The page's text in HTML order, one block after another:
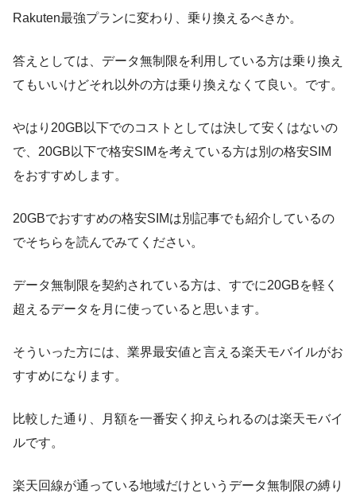
Rakuten最強プランに変わり、乗り換えるべきか。
答えとしては、データ無制限を利用している方は乗り換え
てもいいけどそれ以外の方は乗り換えなくて良い。です。
やはり20GB以下でのコストとしては決して安くはないの
で、20GB以下で格安SIMを考えている方は別の格安SIM
をおすすめします。
20GBでおすすめの格安SIMは別記事でも紹介しているの
でそちらを読んでみてください。
データ無制限を契約されている方は、すでに20GBを軽く
超えるデータを月に使っていると思います。
そういった方には、業界最安値と言える楽天モバイルがお
すすめになります。
比較した通り、月額を一番安く抑えられるのは楽天モバイ
ルです。
楽天回線が通っている地域だけというデータ無制限の縛り